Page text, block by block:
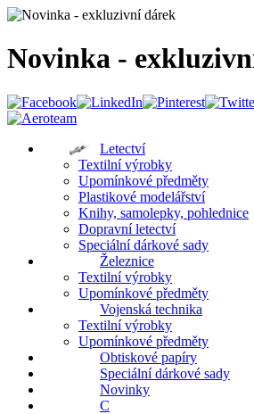
Novinka -
Letectví
Textilní výrobky
Upomínkové předměty
Plastikové modelářství
Knihy, samolepky, pohlednice
Dopravní letectví
Speciální dárkové sady
Železnice
Textilní výrobky
Upomínkové předměty
Vojenská technika
Textilní výrobky
Upomínkové předměty
Obtiskové papíry
Speciální dárkové sady
Novinky
C